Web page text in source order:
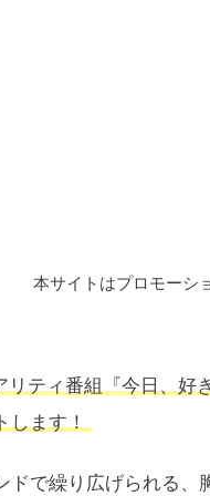
本サイトはプロモーシ
ティ番組『今日、好
します！
ドで繰り広げられる、